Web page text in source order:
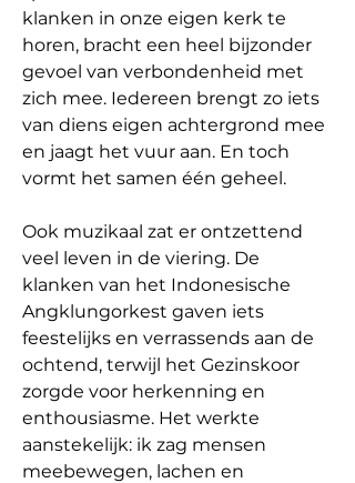
klanken in onze eigen kerk te
horen, bracht een heel bijzonder
gevoel van verbondenheid met
zich mee. Iedereen brengt zo iets
van diens eigen achtergrond mee
en jaagt het vuur aan. En toch
vormt het samen één geheel.
Ook muzikaal zat er ontzettend
veel leven in de viering. De
klanken van het Indonesische
Angklungorkest gaven iets
feestelijks en verrassends aan de
ochtend, terwijl het Gezinskoor
zorgde voor herkenning en
enthousiasme. Het werkte
aanstekelijk: ik zag mensen
meebewegen, lachen en